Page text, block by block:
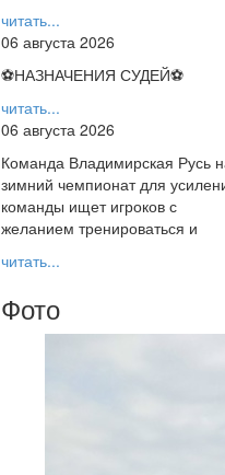
читать...
06 августа 2026
⚽НАЗНАЧЕНИЯ СУДЕЙ⚽
читать...
06 августа 2026
Команда Владимирская Русь
зимний чемпионат для
команды ищет игроков с
желанием тренироваться и
читать...
Фото